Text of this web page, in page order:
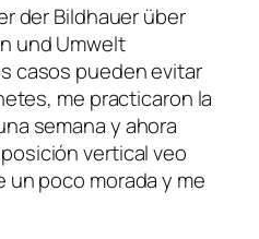
der Bildhauer über
und Umwelt
casos pueden evitar
me practicaron la
semana y ahora
vertical veo
un poco morada y me